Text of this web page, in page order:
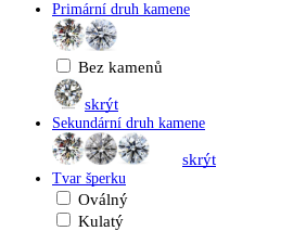
Primární druh kamene
Bez kamenů
skrýt
Sekundární druh kamene
skrýt
Tvar šperku
Oválný
Kulatý